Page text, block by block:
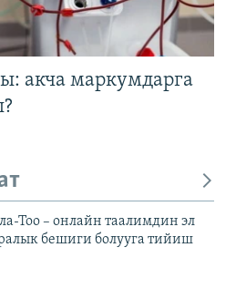
акча маркумдарга
Тоо – онлайн таалимдин эл
бешиги болууга тийиш